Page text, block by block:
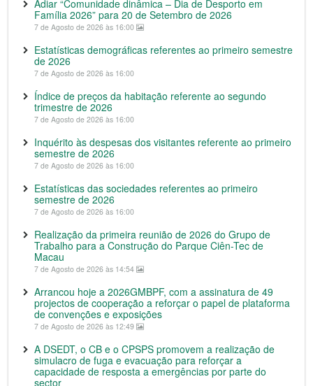
Adiar “Comunidade dinâmica – Dia de Desporto em
Família 2026” para 20 de Setembro de 2026
7 de Agosto de 2026 às 16:00
Estatísticas demográficas referentes ao primeiro semestre
de 2026
7 de Agosto de 2026 às 16:00
Índice de preços da habitação referente ao segundo
trimestre de 2026
7 de Agosto de 2026 às 16:00
Inquérito às despesas dos visitantes referente ao primeiro
semestre de 2026
7 de Agosto de 2026 às 16:00
Estatísticas das sociedades referentes ao primeiro
semestre de 2026
7 de Agosto de 2026 às 16:00
Realização da primeira reunião de 2026 do Grupo de
Trabalho para a Construção do Parque Ciên-Tec de
Macau
7 de Agosto de 2026 às 14:54
Arrancou hoje a 2026GMBPF, com a assinatura de 49
projectos de cooperação a reforçar o papel de plataforma
de convenções e exposições
7 de Agosto de 2026 às 12:49
A DSEDT, o CB e o CPSPS promovem a realização de
simulacro de fuga e evacuação para reforçar a
capacidade de resposta a emergências por parte do
sector